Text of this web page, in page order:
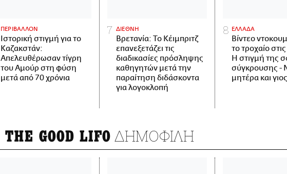
ΠΕΡΙΒΑΛΛΟΝ
Ιστορική στιγμή για το
Καζακστάν:
Απελευθέρωσαν τίγρη
του Αμούρ στη φύση
μετά από 70 χρόνια
ΔΙΕΘΝΗ
Βρετανία: Το Κέιμπριτζ
επανεξετάζει τις
διαδικασίες πρόσληψης
καθηγητών μετά την
παραίτηση διδάσκοντα
για λογοκλοπή
ΕΛΛΑΔΑ
Βίντεο
το τροχαίο
Η στιγμή της
σύγκρουσης -
μητέρα και γιος
THE GOOD LIFO ΔΗΜΟΦΙΛΗ